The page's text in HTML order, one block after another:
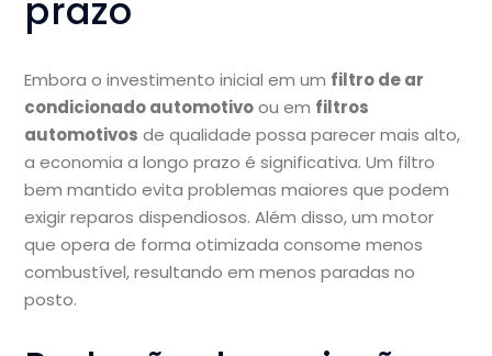
prazo
Embora o investimento inicial em um filtro de ar
condicionado automotivoou em filtros
automotivos de qualidade possa parecer mais alto,
a economia a longo prazo é significativa. Um filtro
bem mantido evita problemas maiores que podem
exigir reparos dispendiosos. Além disso, um motor
que opera de forma otimizada consome menos
combustível, resultando em menos paradas no
posto.